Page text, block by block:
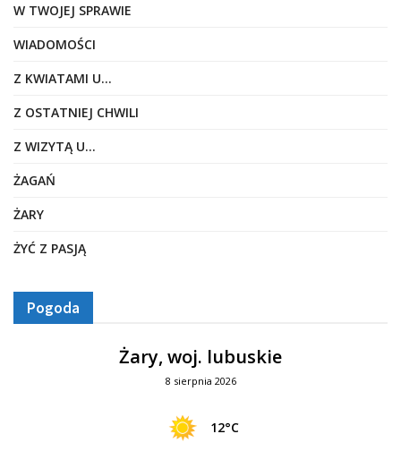
W TWOJEJ SPRAWIE
WIADOMOŚCI
Z KWIATAMI U…
Z OSTATNIEJ CHWILI
Z WIZYTĄ U…
ŻAGAŃ
ŻARY
ŻYĆ Z PASJĄ
Pogoda
Żary, woj. lubuskie
8 sierpnia 2026
12°C